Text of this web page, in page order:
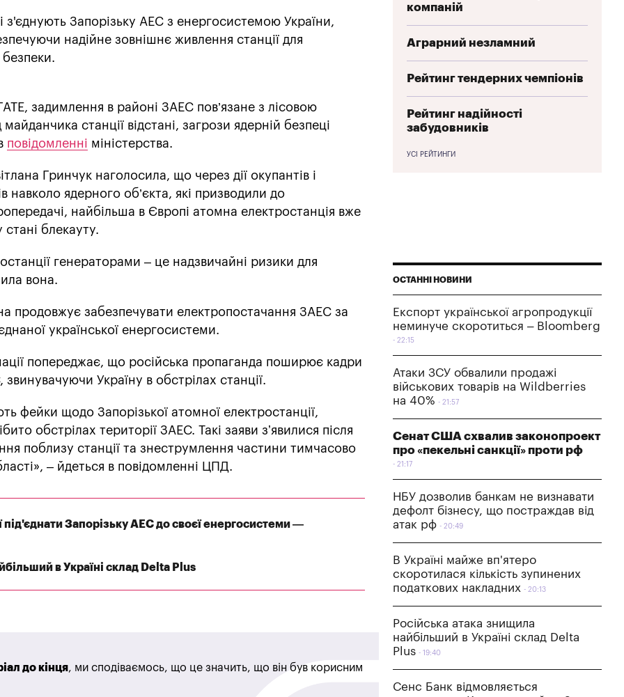
з'єднують Запорізьку АЕС з енергосистемою України,
надійне зовнішнє живлення станції для
безпеки.
задимлення в районі ЗАЕС пов’язане з лісовою
станції відстані, загрози ядерній безпеці
повідомленні міністерства.
Гринчук наголосила, що через дії окупантів і
навколо ядерного об’єкта, які призводили до
найбільша в Європі атомна електростанція вже
стані блекауту.
генераторами – це надзвичайні ризики для
вона.
продовжує забезпечувати електропостачання ЗАЕС за
української енергосистеми.
попереджає, що російська пропаганда поширює кадри
Україну в обстрілах станції.
фейки щодо Запорізької атомної електростанції,
обстрілах території ЗАЕС. Такі заяви зʼявилися після
поблизу станції та знеструмлення частини тимчасово
– йдеться в повідомленні ЦПД.
під'єднати Запорізьку АЕС до своєї енергосистеми —
в Україні склад Delta Plus
до кінця, ми сподіваємось, що це значить, що він був корисним
компаній
Аграрний незламний
Рейтинг тендерних чемпіонів
Рейтинг надійності
забудовників
УСІ РЕЙТИНГИ
ОСТАННІ НОВИНИ
Експорт української агропродукції
неминуче скоротиться – Bloomberg
22:15
Атаки ЗСУ обвалили продажі
військових товарів на Wildberries
на 40%
21:57
Сенат США схвалив законопроект
про «пекельні санкції» проти рф
21:17
НБУ дозволив банкам не визнавати
дефолт бізнесу, що постраждав від
атак рф
20:49
В Україні майже вп'ятеро
скоротилася кількість зупинених
податкових накладних
20:13
Російська атака знищила
найбільший в Україні склад Delta
Plus
19:40
Сенс Банк відмовляється